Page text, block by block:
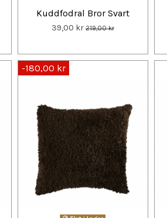
Kuddfodral Bror Svart
39,00 kr219,00 kr
-180,00 kr